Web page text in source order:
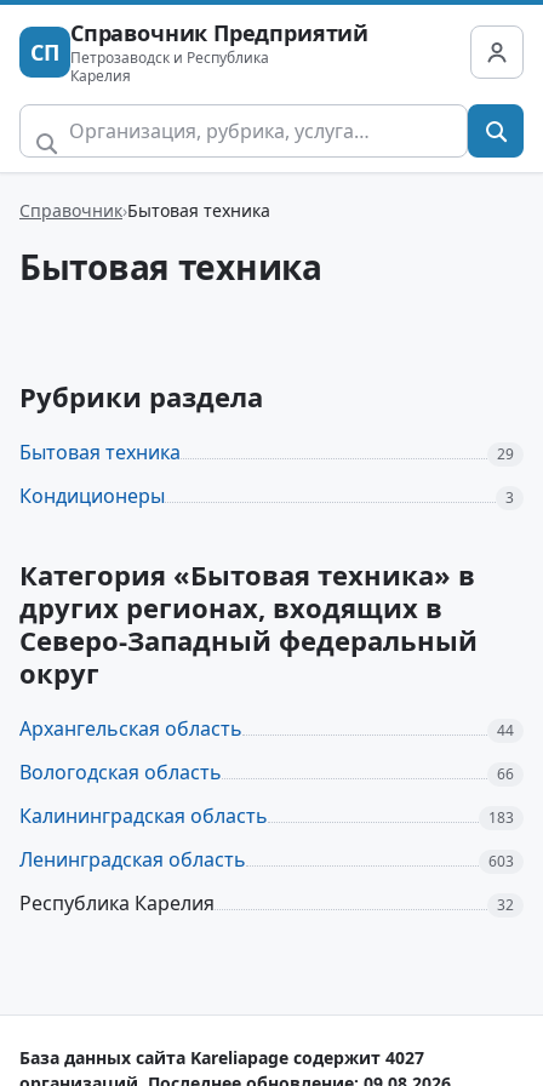
СП
Справочник Предприятий
Петрозаводск и Республика
Карелия
Справочник Бытовая техника
Бытовая техника
Рубрики раздела
Бытовая техника 29
Кондиционеры 3
Категория «Бытовая техника» в
других регионах, входящих в
Северо-Западный федеральный
округ
Архангельская область 44
Вологодская область 66
Калининградская область 183
Ленинградская область 603
Республика Карелия 32
База данных сайта Kareliapage содержит 4027